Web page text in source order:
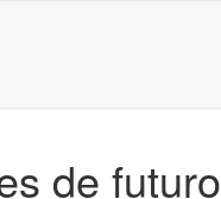
de futuro